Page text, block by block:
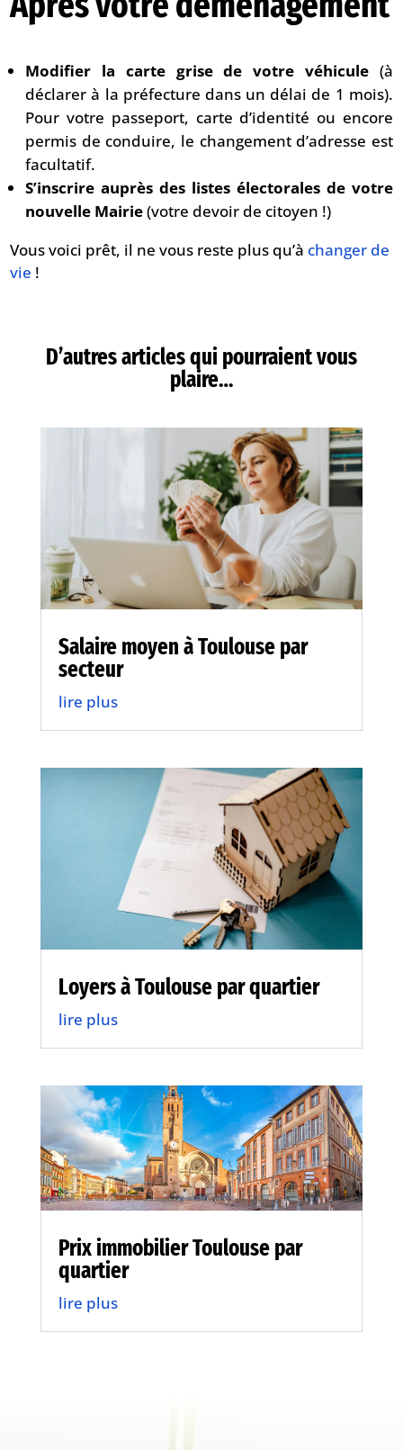
Modifier la carte grise de votre véhicule (à
déclarer à la préfecture dans un délai de 1 mois).
Pour votre passeport, carte d’identité ou encore
permis de conduire, le changement d’adresse est
facultatif.
S’inscrire auprès des listes électorales de votre
nouvelle Mairie(votre devoir de citoyen !)
Vous voici prêt, il ne vous reste plus qu’à changer de
vie !
D’autres articles qui pourraient vous
plaire…
Salaire moyen à Toulouse par
secteur
lire plus
Loyers à Toulouse par quartier
lire plus
Prix immobilier Toulouse par
quartier
lire plus